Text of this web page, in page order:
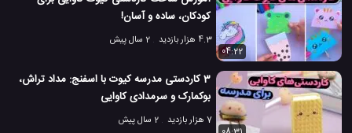
کودکان، ساده و آسان!
4.3 هزار بازدید
2 سال پیش
04:22
3 کاردستی مدرسه کیوت با اسفنج: مداد تراش،
بوکمارک و سرمدادی کاوایی
7 هزار بازدید
2 سال پیش